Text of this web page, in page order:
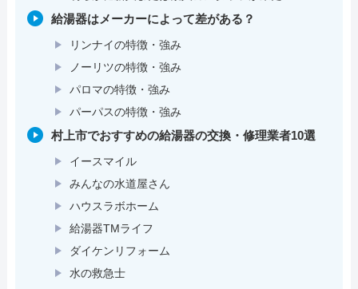
給湯器はメーカーによって差がある？
リンナイの特徴・強み
ノーリツの特徴・強み
パロマの特徴・強み
パーパスの特徴・強み
村上市でおすすめの給湯器の交換・修理業者10選
イースマイル
みんなの水道屋さん
ハウスラボホーム
給湯器TMライフ
ダイケンリフォーム
水の救急士